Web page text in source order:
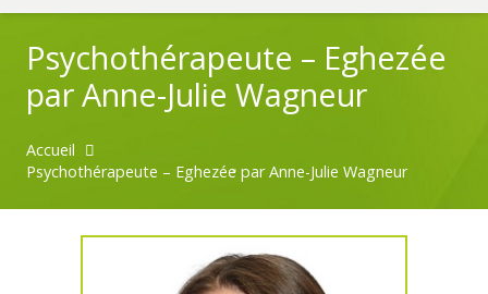
Psychothérapeute – Eghezée
par Anne-Julie Wagneur
Accueil
Psychothérapeute – Eghezée par Anne-Julie Wagneur